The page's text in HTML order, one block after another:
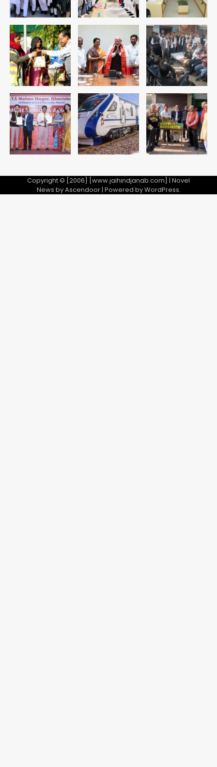
3
Team JHJ
4
सुदर्शन शक्ति-वी अभ्यास में मॉक आॅपरेशन
Team JHJ
5
एयरपोर्ट का फर्जी कर्मचारी बनकर 3 लाख
उड़ाए, अब पहुंचा सलाखों के पीछे
Team JHJ
Copyright © [2006] [www.jaihindjanab.com] | Novel
News byAscendoor| Powered byWordPress.